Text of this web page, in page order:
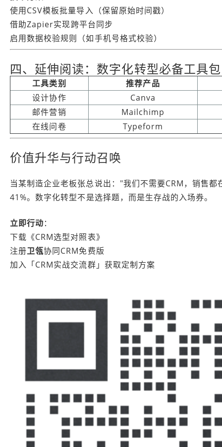
使用CSV模板批量导入（保留原始时间戳）
借助Zapier实现跨平台同步
启用数据校验规则（如手机号格式校验）
四、延伸阅读：数字化转型必备工具包
工具类别
推荐产品
设计协作
Canva
邮件营销
Mailchimp
在线问卷
Typeform
价值升华与行动召唤
当某制造企业老板张总说出："我们不需要CRM，销售
41%。数字化转型不是选择题，而是生存战的入场券。
立即行动：
下载《CRM选型对照表》
注册卫瓴协同CRM免费版
加入「CRM实战交流群」获取定制方案